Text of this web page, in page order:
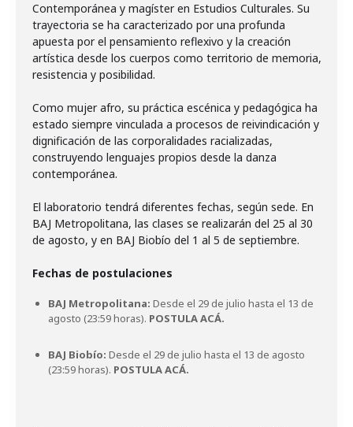
Contemporánea y magíster en Estudios Culturales. Su
trayectoria se ha caracterizado por una profunda
apuesta por el pensamiento reflexivo y la creación
artística desde los cuerpos como territorio de memoria,
resistencia y posibilidad.
Como mujer afro, su práctica escénica y pedagógica ha
estado siempre vinculada a procesos de reivindicación y
dignificación de las corporalidades racializadas,
construyendo lenguajes propios desde la danza
contemporánea.
El laboratorio tendrá diferentes fechas, según sede. En
BAJ Metropolitana, las clases se realizarán del 25 al 30
de agosto, y en BAJ Biobío del 1 al 5 de septiembre.
Fechas de postulaciones
BAJ Metropolitana: Desde el 29 de julio hasta el 13 de
agosto (23:59 horas). POSTULA ACÁ.
BAJ Biobío: Desde el 29 de julio hasta el 13 de agosto
(23:59 horas). POSTULA ACÁ.